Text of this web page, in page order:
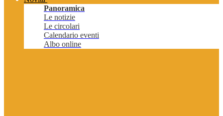
Panoramica
Le notizie
Le circolari
Calendario eventi
Albo online